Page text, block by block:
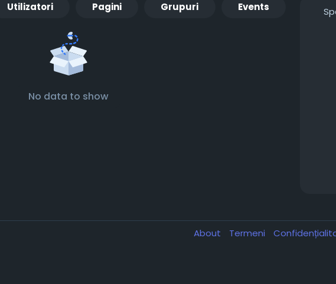
Utilizatori Pagini Grupuri Events
No data to show
About Termeni